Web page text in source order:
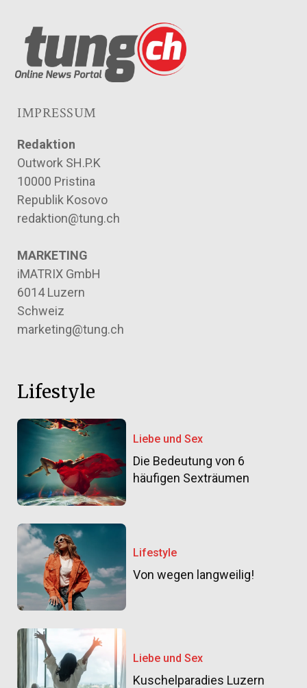
IMPRESSUM
Redaktion
Outwork SH.P.K
10000 Pristina
Republik Kosovo
redaktion@tung.ch
MARKETING
iMATRIX GmbH
6014 Luzern
Schweiz
marketing@tung.ch
Lifestyle
Liebe und Sex
Die Bedeutung von 6
häufigen Sexträumen
Lifestyle
Von wegen langweilig!
Liebe und Sex
Kuschelparadies Luzern